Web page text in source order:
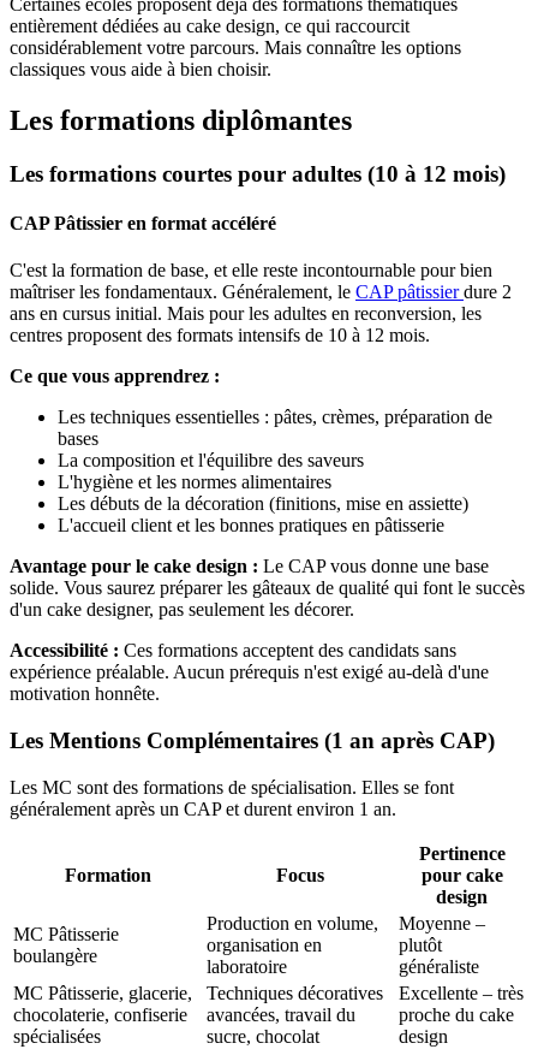
Certaines écoles proposent déjà des formations thématiques
entièrement dédiées au cake design, ce qui raccourcit
considérablement votre parcours. Mais connaître les options
classiques vous aide à bien choisir.
Les formations diplômantes
Les formations courtes pour adultes (10 à 12 mois)
CAP Pâtissier en format accéléré
C'est la formation de base, et elle reste incontournable pour bien
maîtriser les fondamentaux. Généralement, le CAP pâtissierdure 2
ans en cursus initial. Mais pour les adultes en reconversion, les
centres proposent des formats intensifs de 10 à 12 mois.
Ce que vous apprendrez :
Les techniques essentielles : pâtes, crèmes, préparation de
bases
La composition et l'équilibre des saveurs
L'hygiène et les normes alimentaires
Les débuts de la décoration (finitions, mise en assiette)
L'accueil client et les bonnes pratiques en pâtisserie
Avantage pour le cake design : Le CAP vous donne une base
solide. Vous saurez préparer les gâteaux de qualité qui font le succès
d'un cake designer, pas seulement les décorer.
Accessibilité : Ces formations acceptent des candidats sans
expérience préalable. Aucun prérequis n'est exigé au-delà d'une
motivation honnête.
Les Mentions Complémentaires (1 an après CAP)
Les MC sont des formations de spécialisation. Elles se font
généralement après un CAP et durent environ 1 an.
Formation Focus
Pertinence
pour cake
design
MC Pâtisserie
boulangère
Production en volume,
organisation en
laboratoire
Moyenne –
plutôt
généraliste
MC Pâtisserie, glacerie,
chocolaterie, confiserie
spécialisées
Techniques décoratives
avancées, travail du
sucre, chocolat
Excellente – très
proche du cake
design